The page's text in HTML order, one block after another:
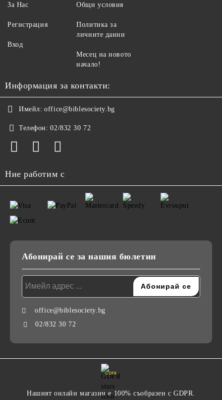
За Нас
Регистрация
Вход
Общи условия
Политика за
личните данни
Месец на новото
начало!
Информация за контакти:
Имейл: office@biblesociety.bg
Телефон: 02/832 30 72
Ние работим с
Абонирай се за нашия бюлетин
office@biblesociety.bg
02/832 30 72
GDPR
Нашият онлайн магазин е 100% съобразен с GDPR.